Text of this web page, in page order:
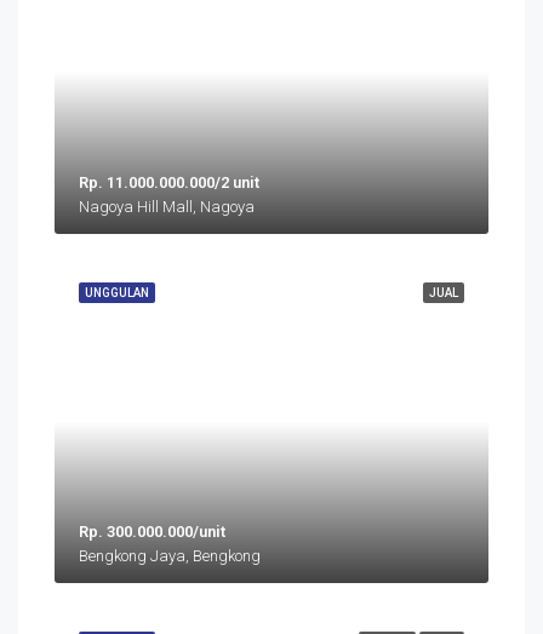
Rp. 11.000.000.000/2 unit
Nagoya Hill Mall, Nagoya
JUAL
UNGGULAN
Rp. 300.000.000/unit
Bengkong Jaya, Bengkong